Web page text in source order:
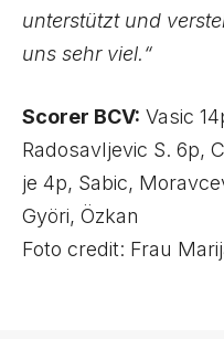
unterstützt und
uns sehr viel.“
Scorer BCV: Vasic
Radosavljevic S. 6p,
je 4p, Sabic,
Györi, Özkan
Foto credit: Frau